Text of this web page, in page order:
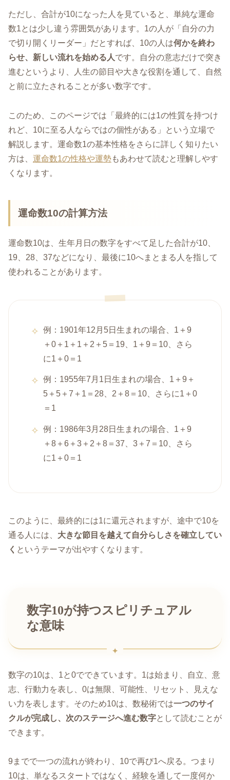
ただし、合計が10になった人を見ていると、単純な運命
数1とは少し違う雰囲気があります。1の人が「自分の力
で切り開くリーダー」だとすれば、10の人は何かを終わ
らせ、新しい流れを始める人です。自分の意志だけで突き
進むというより、人生の節目や大きな役割を通して、自然
と前に立たされることが多い数字です。
このため、このページでは「最終的には1の性質を持つけ
れど、10に至る人ならではの個性がある」という立場で
解説します。運命数1の基本性格をさらに詳しく知りたい
方は、 運命数1の性格や運勢もあわせて読むと理解しやす
くなります。
運命数10の計算方法
運命数10は、生年月日の数字をすべて足した合計が10、
19、28、37などになり、最後に10へまとまる人を指して
使われることがあります。
例：1901年12月5日生まれの場合、1＋9
＋0＋1＋1＋2＋5＝19、1＋9＝10、さら
に1＋0＝1
例：1955年7月1日生まれの場合、1＋9＋
5＋5＋7＋1＝28、2＋8＝10、さらに1＋0
＝1
例：1986年3月28日生まれの場合、1＋9
＋8＋6＋3＋2＋8＝37、3＋7＝10、さら
に1＋0＝1
このように、最終的には1に還元されますが、途中で10を
通る人には、 大きな節目を越えて自分らしさを確立してい
く というテーマが出やすくなります。
数字10が持つスピリチュアル
な意味
数字の10は、1と0でできています。1は始まり、自立、意
志、行動力を表し、0は無限、可能性、リセット、見えな
い力を表します。そのため10は、数秘術では一つのサイ
クルが完成し、次のステージへ進む数字として読むことが
できます。
9までで一つの流れが終わり、10で再び1へ戻る。つまり
10は、単なるスタートではなく、経験を通して一度何か